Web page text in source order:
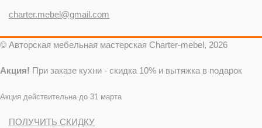
charter.mebel@gmail.com
© Авторская мебельная мастерская Charter-mebel, 2026
Акция! При заказе кухни - скидка 10% и вытяжка в подарок
Акция действительна до 31 марта
ПОЛУЧИТЬ СКИДКУ